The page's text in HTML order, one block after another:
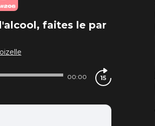
faites le par
00:00